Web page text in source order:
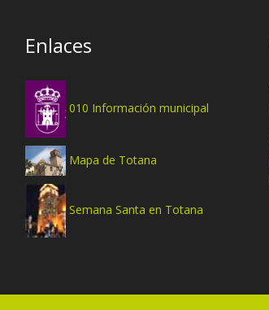
Enlaces
010 Información municipal
Mapa de Totana
Semana Santa en Totana